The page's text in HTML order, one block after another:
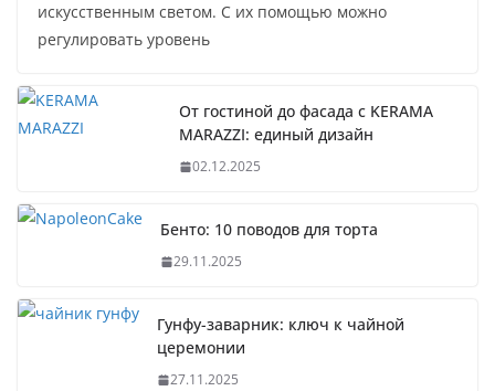
искусственным светом. С их помощью можно
регулировать уровень
От гостиной до фасада с KERAMA
MARAZZI: единый дизайн
02.12.2025
Бенто: 10 поводов для торта
29.11.2025
Гунфу-заварник: ключ к чайной
церемонии
27.11.2025